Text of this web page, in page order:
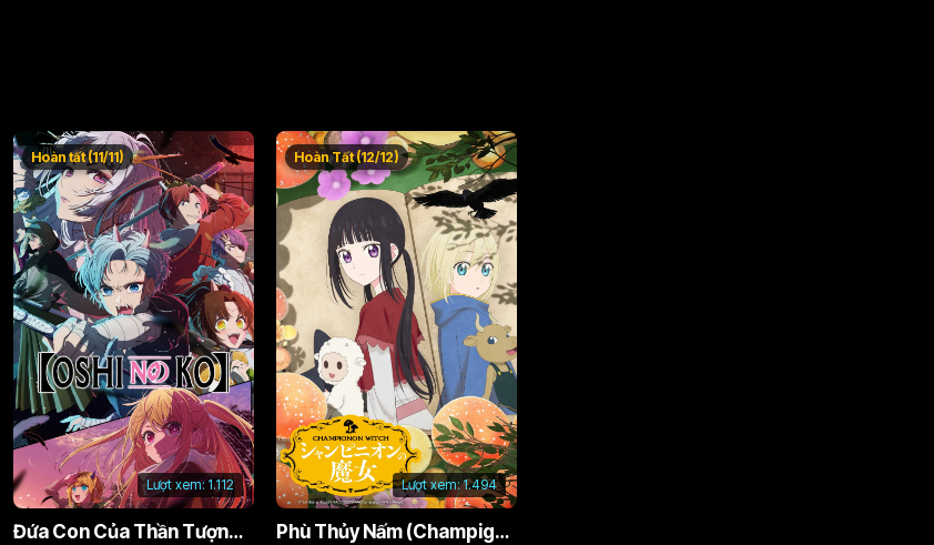
Lượt xem: 1.112
Hoàn tất (11/11)
Đứa Con Của Thần Tượng (Phần 3)
Lượt xem:1.494
Hoàn Tất (12/12)
Phù Thủy Nấm (Champignon no Majo)